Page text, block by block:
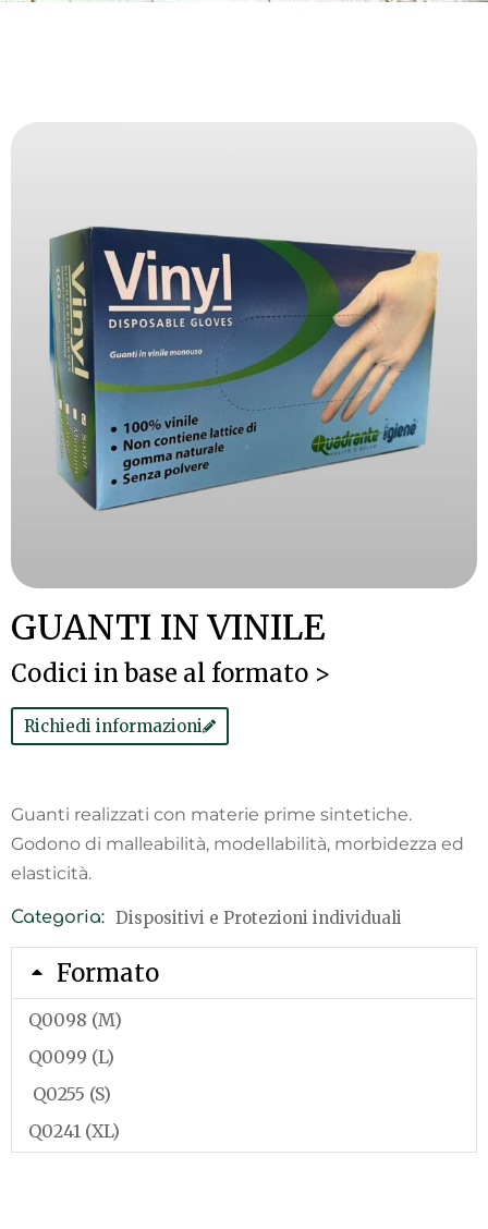
GUANTI IN VINILE
Codici in base al formato >
Richiedi informazioni
Guanti realizzati con materie prime sintetiche.
Godono di malleabilità, modellabilità, morbidezza ed
elasticità.
Categoria: Dispositivi e Protezioni individuali
Formato
Q0098 (M)
Q0099 (L)
Q0255 (S)
Q0241 (XL)